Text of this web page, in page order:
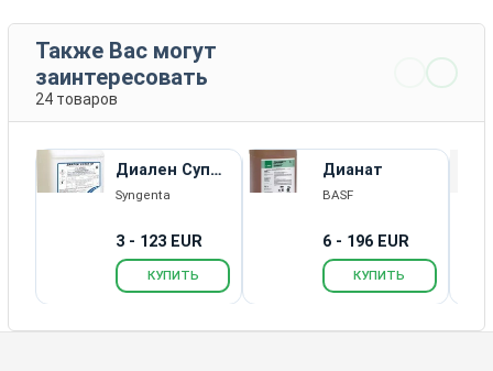
Также Вас могут
заинтересовать
24 товаров
Диален Супер
464 SL
Syngenta
3 - 123 EUR
КУПИТЬ
Дианат
BASF
6 - 196 EUR
КУПИТЬ